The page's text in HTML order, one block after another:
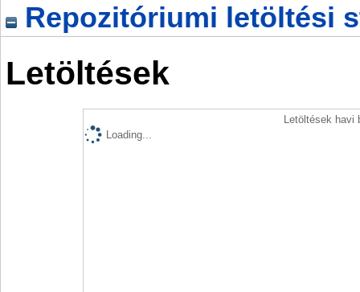
Repozitóriumi letöltési
Letöltések
Letöltések havi
Loading...